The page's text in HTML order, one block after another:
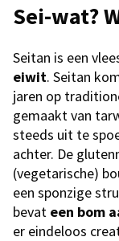
Sei-wat?
Seitan is een
eiwit. Seitan
jaren op
gemaakt van
steeds uit te
achter. De
(vegetarische)
een sponzige
bevat een bom
er eindeloos